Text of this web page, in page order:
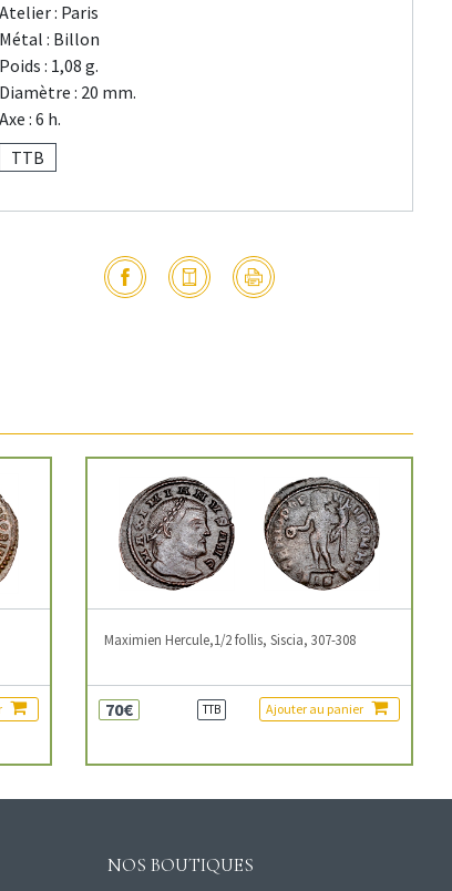
Atelier : Paris
Métal : Billon
Poids : 1,08 g.
Diamètre : 20 mm.
Axe : 6 h.
TTB
Maximien Hercule,1/2 follis, Siscia, 307-308
70€ TTB Ajouter au panier
NOS BOUTIQUES